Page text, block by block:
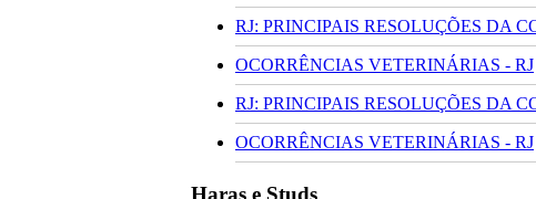
RJ: PRINCIPAIS RESOLUÇÕES DA
OCORRÊNCIAS VETERINÁRIAS - RJ
RJ: PRINCIPAIS RESOLUÇÕES DA
OCORRÊNCIAS VETERINÁRIAS - RJ